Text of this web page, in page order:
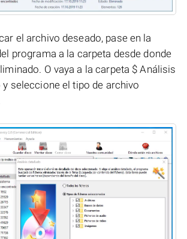
el archivo deseado, pase en la
programa a la carpeta desde donde
O vaya a la carpeta $ Análisis
y seleccione el tipo de archivo